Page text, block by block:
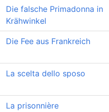
Die falsche Primadonna in
Krähwinkel
Die Fee aus Frankreich
La scelta dello sposo
La prisonnière